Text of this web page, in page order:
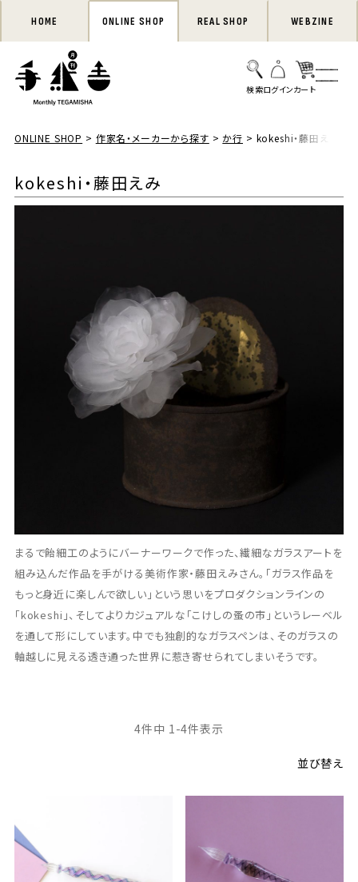
HOME ONLINE SHOP REAL SHOP WEBZINE
ONLINE SHOP 作家名・メーカーから探す か行 kokeshi・藤田えみ
kokeshi・藤田えみ
まるで飴細工のようにバーナーワークで作った、繊細なガラスアートを
組み込んだ作品を手がける美術作家・藤田えみさん。「ガラス作品を
もっと身近に楽しんで欲しい」という思いをプロダクションラインの
「kokeshi」、そしてよりカジュアルな「こけしの蚤の市」というレーベル
を通して形にしています。中でも独創的なガラスペンは、そのガラスの
軸越しに見える透き通った世界に惹き寄せられてしまいそうです。
並び替え
4件中 1 -4件表示